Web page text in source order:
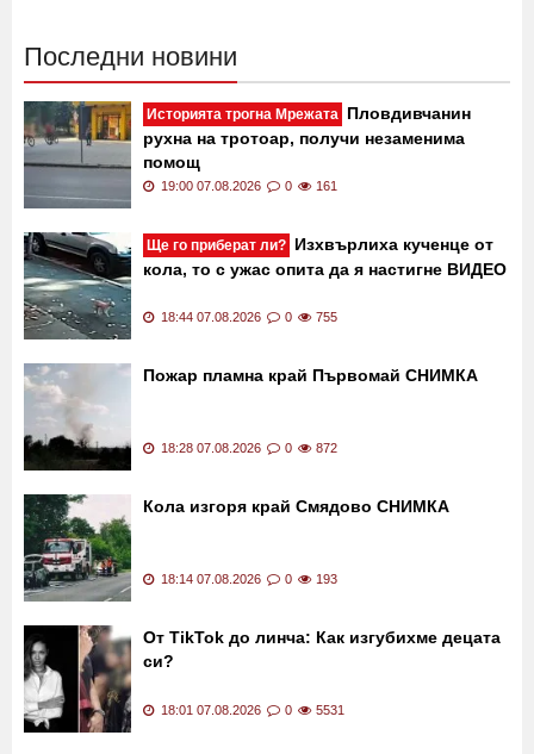
Последни новини
Историята трогна Мрежата Пловдивчанин
рухна на тротоар, получи незаменима
помощ
19:00 07.08.2026 0 161
Ще го приберат ли? Изхвърлиха кученце от
кола, то с ужас опита да я настигне ВИДЕО
18:44 07.08.2026 0 755
Пожар пламна край Първомай СНИМКА
18:28 07.08.2026 0 872
Кола изгоря край Смядово СНИМКА
18:14 07.08.2026 0 193
От TikTok до линча: Как изгубихме децата
си?
18:01 07.08.2026 0 5531